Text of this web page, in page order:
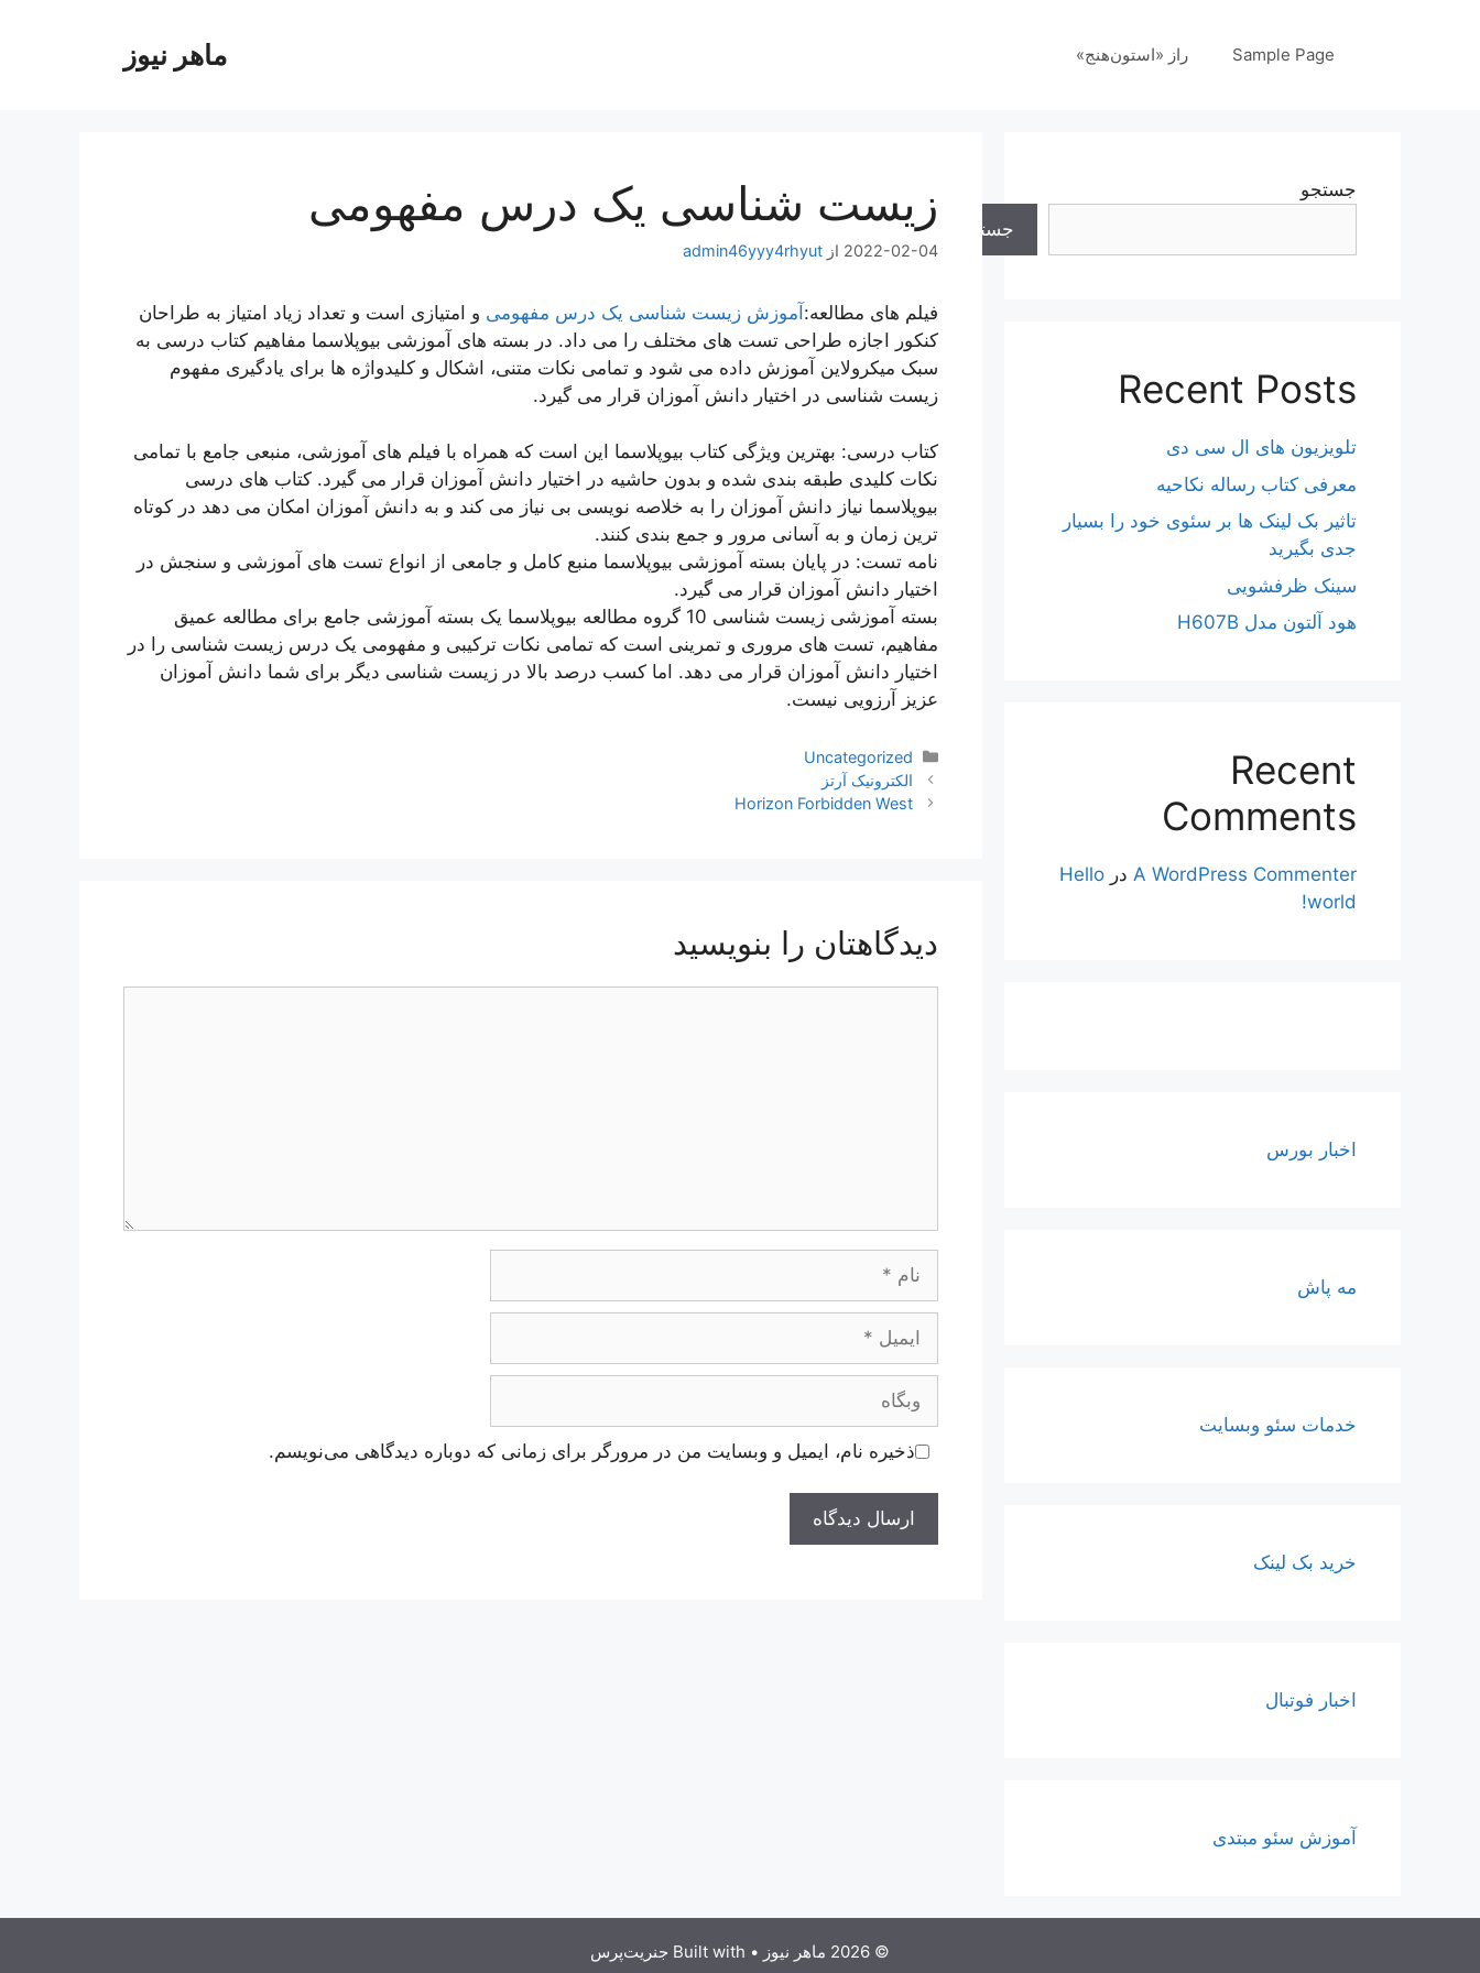
ماهر نیوز Sample Page راز «استون‌هنج»
زیست شناسی یک درس مفهومی
2022-02-04 از admin46yyy4rhyut
فیلم های مطالعه: آموزش زیست شناسی یک درس مفهومی و امتیازی است و تعداد زیاد امتیاز به طراحان
کنکور اجازه طراحی تست های مختلف را می داد. در بسته های آموزشی بیوپلاسما مفاهیم کتاب درسی به
سبک میکرولاین آموزش داده می شود و تمامی نکات متنی، اشکال و کلیدواژه ها برای یادگیری مفهوم
زیست شناسی در اختیار دانش آموزان قرار می گیرد.
کتاب درسی: بهترین ویژگی کتاب بیوپلاسما این است که همراه با فیلم های آموزشی، منبعی جامع با تمامی
نکات کلیدی طبقه بندی شده و بدون حاشیه در اختیار دانش آموزان قرار می گیرد. کتاب های درسی
بیوپلاسما نیاز دانش آموزان را به خلاصه نویسی بی نیاز می کند و به دانش آموزان امکان می دهد در کوتاه
ترین زمان و به آسانی مرور و جمع بندی کنند.
نامه تست: در پایان بسته آموزشی بیوپلاسما منبع کامل و جامعی از انواع تست های آموزشی و سنجش در
اختیار دانش آموزان قرار می گیرد.
بسته آموزشی زیست شناسی 10 گروه مطالعه بیوپلاسما یک بسته آموزشی جامع برای مطالعه عمیق
مفاهیم، ​​تست های مروری و تمرینی است که تمامی نکات ترکیبی و مفهومی یک درس زیست شناسی را در
اختیار دانش آموزان قرار می دهد. اما کسب درصد بالا در زیست شناسی دیگر برای شما دانش آموزان
عزیز آرزویی نیست.
دسته‌ها
Uncategorized
ناوبری
نوشته‌ها
الکترونیک آرتز
Horizon Forbidden West
دیدگاهتان را بنویسید
وبگاه
ذخیره نام، ایمیل و وبسایت من در مرورگر برای زمانی که دوباره دیدگاهی می‌نویسم.
جستجو
جستجو
Recent Posts
تلویزیون های ال سی دی
معرفی کتاب رساله نکاحیه
تاثیر بک لینک ها بر سئوی خود را بسیار
جدی بگیرید
سینک ظرفشویی
هود آلتون مدل H607B
Recent
Comments
A WordPress Commenter در Hello
world!
اخبار بورس
مه پاش
خدمات سئو وبسایت
خرید بک لینک
اخبار فوتبال
آموزش سئو مبتدی
© 2026 ماهر نیوز • Built with جنریت‌پرس